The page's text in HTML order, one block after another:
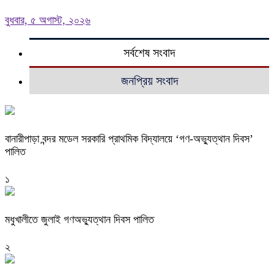
বুধবার, ৫ অগাস্ট, ২০২৬
সর্বশেষ সংবাদ
জনপ্রিয় সংবাদ
বানারীপাড়া বন্দর মডেল সরকারি প্রাথমিক বিদ্যালয়ে ‘গণ-অভ্যুত্থান দিবস’
পালিত
১
মধুখালীতে জুলাই গণঅভ্যুত্থান দিবস পালিত
২